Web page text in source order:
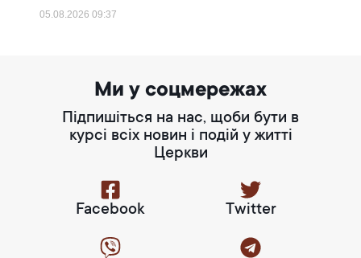
05.08.202609:37
Ми у соцмережах
Підпишіться на нас, щоби бути в
курсі всіх новин і подій у житті
Церкви
Facebook Twitter